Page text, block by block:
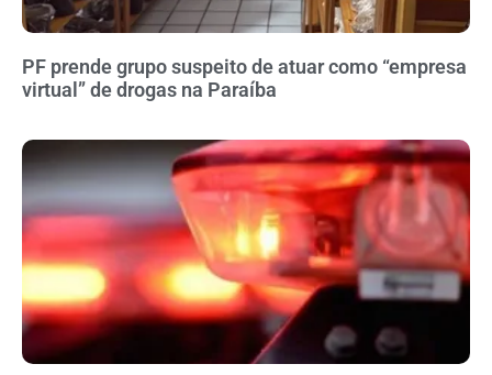
PF prende grupo suspeito de atuar como “empresa
virtual” de drogas na Paraíba